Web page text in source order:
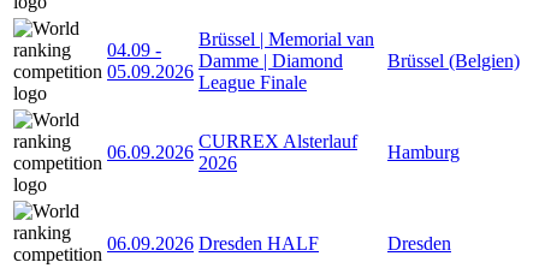
04.09 -
05.09.2026
Brüssel | Memorial van
Damme | Diamond
League Finale
Brüssel (Belgien)
06.09.2026
CURREX Alsterlauf
2026
Hamburg
06.09.2026 Dresden HALF Dresden